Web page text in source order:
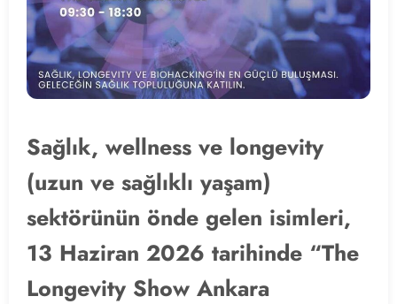
Sağlık, wellness ve longevity
(uzun ve sağlıklı yaşam)
sektörünün önde gelen isimleri,
13 Haziran 2026 tarihinde “The
Longevity Show Ankara